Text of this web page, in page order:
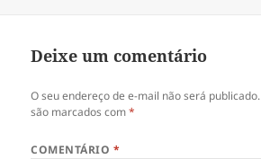
Deixe um comentário
O seu endereço de e-mail não será publicado.
são marcados com*
COMENTÁRIO *